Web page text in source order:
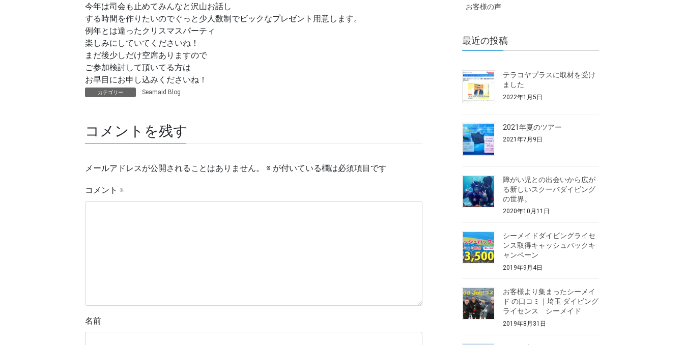
今年は司会も止めてみんなと沢山お話し
する時間を作りたいのでぐっと少人数制でビックなプレゼント用意します。
例年とは違ったクリスマスパーティ
楽しみにしていてくださいね！
まだ後少しだけ空席ありますので
ご参加検討して頂いてる方は
お早目にお申し込みくださいね！
カテゴリー Seamaid Blog
コメントを残す
メールアドレスが公開されることはありません。 ※ が付いている欄は必須項目です
コメント ※
名前
お客様の声
最近の投稿
テラコヤプラスに取材を受け
ました
2022年1月5日
2021年夏のツアー
2021年7月9日
障がい児との出会いから広が
る新しいスクーバダイビング
の世界。
2020年10月11日
シーメイドダイビングライセ
ンス取得キャッシュバックキ
ャンペーン
2019年9月4日
お客様より集まったシーメイ
ド の口コミ｜埼玉 ダイビング
ライセンス シーメイド
2019年8月31日